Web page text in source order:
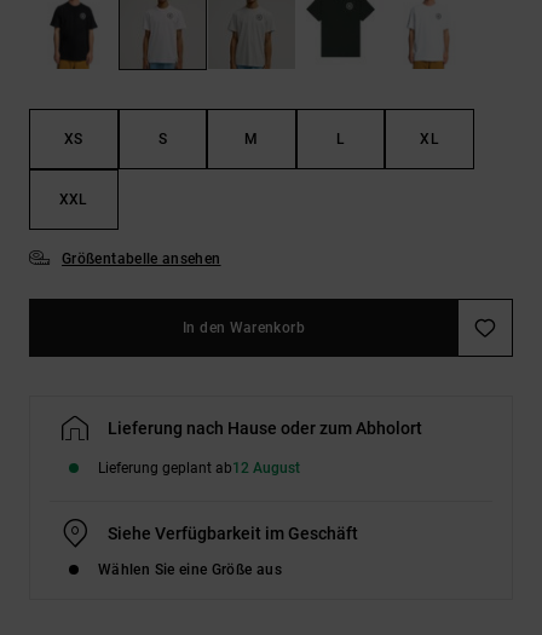
XS S M L XL
XXL
Größentabelle ansehen
In den Warenkorb
Lieferung nach Hause oder zum Abholort
Lieferung geplant ab12 August
Siehe Verfügbarkeit im Geschäft
Wählen Sie eine Größe aus